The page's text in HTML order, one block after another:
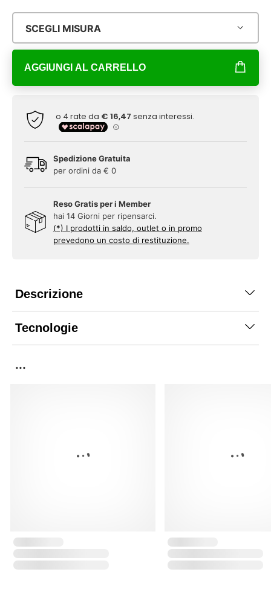
SCEGLI MISURA
AGGIUNGI AL CARRELLO
Spedizione Gratuita
per ordini da € 0
Reso Gratis per i Member
hai 14 Giorni per ripensarci.
(*) I prodotti in saldo, outlet o in promo
prevedono un costo di restituzione.
Descrizione
Tecnologie
...